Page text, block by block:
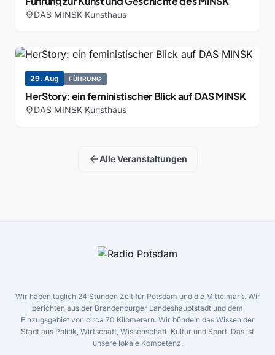
location_onDAS MINSK Kunsthaus
29. Aug FÜHRUNG
HerStory: ein feministischer Blick auf DAS MINSK
location_onDAS MINSK Kunsthaus
arrow_backAlle Veranstaltungen
Wir haben täglich 24 Stunden Zeit für Potsdam und die Mittelmark. Wir
berichten aus der Brandenburger Landeshauptstadt und dem
Einzugsgebiet von circa 70 Kilometern. Wir bündeln das Wissen der
Stadt aus Politik, Wirtschaft, Wissenschaft, Kultur und Sport. Das ist
unsere lokale Kompetenz.